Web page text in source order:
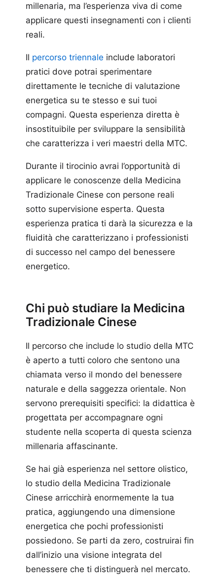
millenaria, ma l’esperienza viva di come
applicare questi insegnamenti con i clienti
reali.
Il percorso triennale include laboratori
pratici dove potrai sperimentare
direttamente le tecniche di valutazione
energetica su te stesso e sui tuoi
compagni. Questa esperienza diretta è
insostituibile per sviluppare la sensibilità
che caratterizza i veri maestri della MTC.
Durante il tirocinio avrai l’opportunità di
applicare le conoscenze della Medicina
Tradizionale Cinese con persone reali
sotto supervisione esperta. Questa
esperienza pratica ti darà la sicurezza e la
fluidità che caratterizzano i professionisti
di successo nel campo del benessere
energetico.
Chi può studiare la Medicina
Tradizionale Cinese
Il percorso che include lo studio della MTC
è aperto a tutti coloro che sentono una
chiamata verso il mondo del benessere
naturale e della saggezza orientale. Non
servono prerequisiti specifici: la didattica è
progettata per accompagnare ogni
studente nella scoperta di questa scienza
millenaria affascinante.
Se hai già esperienza nel settore olistico,
lo studio della Medicina Tradizionale
Cinese arricchirà enormemente la tua
pratica, aggiungendo una dimensione
energetica che pochi professionisti
possiedono. Se parti da zero, costruirai fin
dall’inizio una visione integrata del
benessere che ti distinguerà nel mercato.